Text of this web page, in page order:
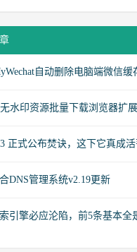
自动删除电脑端微信
水印资源批量下载浏览器扩展
正式公布焚诀，这下它真成活
DNS管理系统v2.19更新
引擎必应沦陷，前5条基本全